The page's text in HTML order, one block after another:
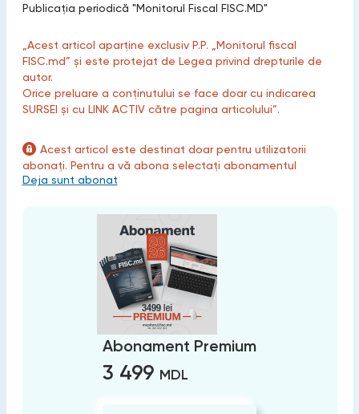
Publicaţia periodică "Monitorul Fiscal FISC.MD"
„Acest articol aparține exclusiv P.P. „Monitorul fiscal
FISC.md” și este protejat de Legea privind drepturile de
autor.
Orice preluare a conținutului se face doar cu indicarea
SURSEI și cu LINK ACTIV către pagina articolului”.
Acest articol este destinat doar pentru utilizatorii
abonați. Pentru a vă abona selectați abonamentul
Deja sunt abonat
Abonament Premium
3 499 MDL